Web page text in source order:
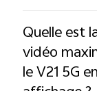
Quelle est
vidéo
le V21 5G